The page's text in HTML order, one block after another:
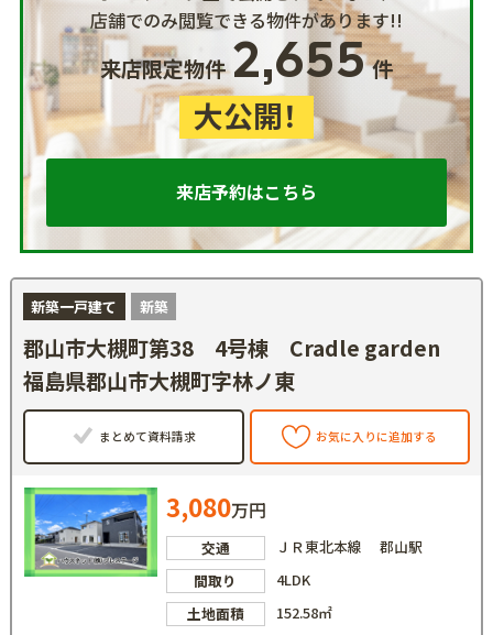
店舗でのみ閲覧できる物件があります!!
来店限定物件2,655件
大公開！
来店予約はこちら
新築一戸建て 新築
郡山市大槻町第38 4号棟 Cradle garden
福島県郡山市大槻町字林ノ東
まとめて資料請求 お気に入りに追加する
3,080万円
交通
ＪＲ東北本線 郡山駅
間取り
4LDK
土地面積
152.58㎡